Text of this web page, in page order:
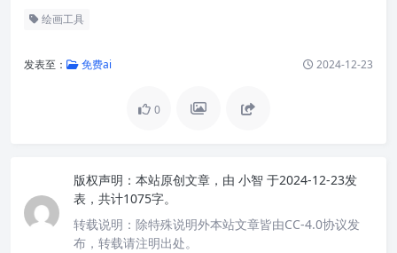
绘画工具
发表至： 免费ai 2024-12-23
0
版权声明： 本站原创文章，由 小智 于2024-12-23发
表，共计1075字。
转载说明： 除特殊说明外本站文章皆由CC-4.0协议发
布，转载请注明出处。